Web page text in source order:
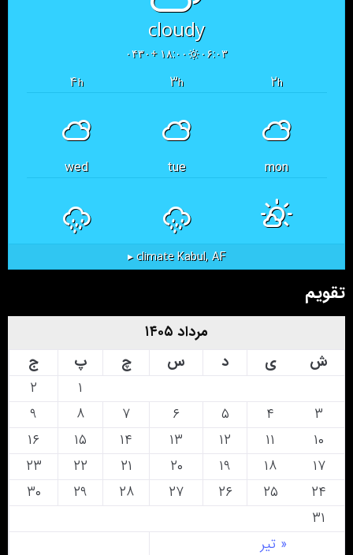
cloudy
۰۶:۰۳ ۱۸:۰۰ +۰۴۳۰
۲h ۳h ۴h
mon
tue
wed
Kabul, AF
climate ▸
تقویم
مرداد ۱۴۰۵
ش
ی د س چ پ ج
« تیر
۲
۳
۴ ۵ ۶ ۷ ۸
۹
۱۰
۱۱ ۱۲ ۱۳ ۱۴ ۱۵
۱۶
۱۷
۱۸ ۱۹ ۲۰ ۲۱ ۲۲
۲۳
۲۴
۲۵ ۲۶ ۲۷ ۲۸ ۲۹
۳۰
۳۱